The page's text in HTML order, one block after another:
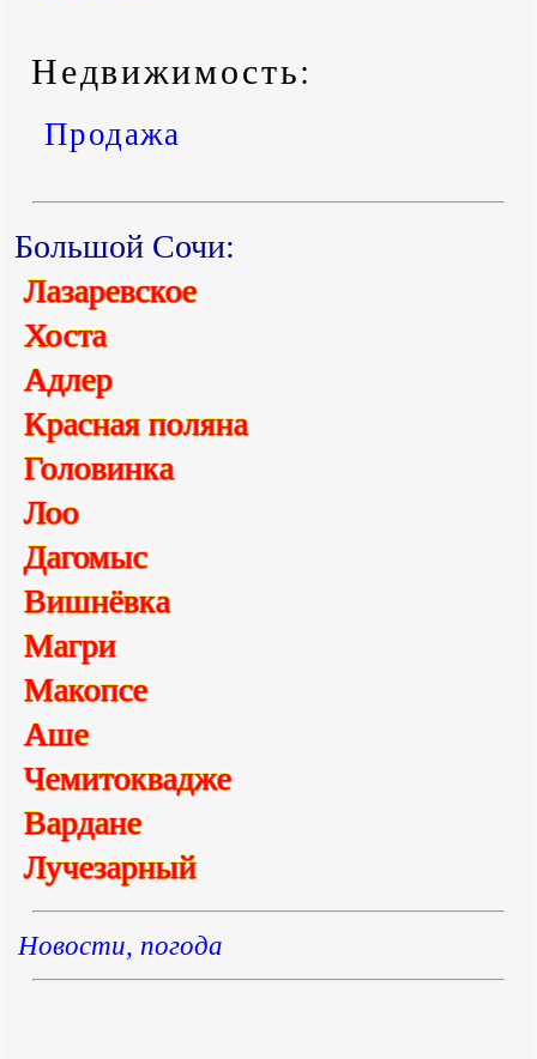
Недвижимость:
Продажа
Большой Сочи:
Лазаревское
Хоста
Адлер
Красная поляна
Головинка
Лоо
Дагомыс
Вишнёвка
Магри
Макопсе
Аше
Чемитоквадже
Вардане
Лучезарный
Новости, погода